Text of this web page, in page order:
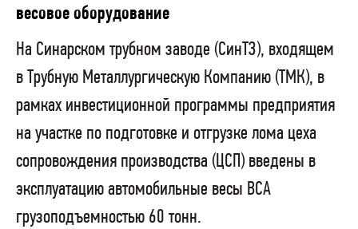
весовое оборудование
На Синарском трубном заводе (СинТЗ), входящем
в Трубную Металлургическую Компанию (ТМК), в
рамках инвестиционной программы предприятия
на участке по подготовке и отгрузке лома цеха
сопровождения производства (ЦСП) введены в
эксплуатацию автомобильные весы ВСА
грузоподъемностью 60 тонн.